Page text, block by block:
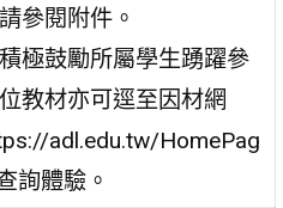
參閱附件。
極鼓勵所屬學生踴躍參
教材亦可逕至因材網
adl.edu.tw/HomePag
詢體驗。